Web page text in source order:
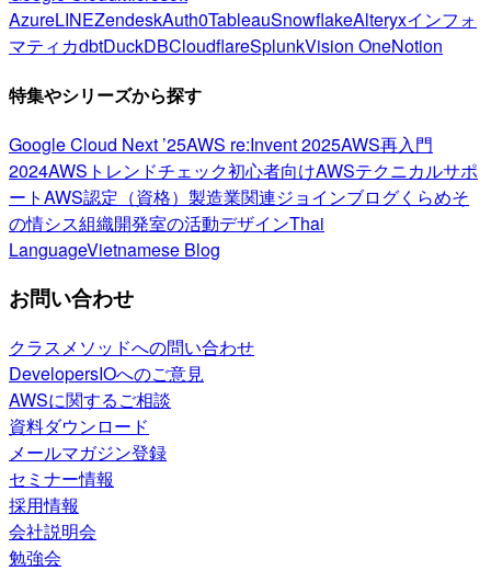
AzureLINEZendeskAuth0TableauSnowflakeAlteryxインフォ
マティカdbtDuckDBCloudflareSplunkVision OneNotion
特集やシリーズから探す
Google Cloud Next ’25AWS re:Invent 2025AWS再入門
2024AWSトレンドチェック初心者向けAWSテクニカルサポ
ートAWS認定（資格） 製造業関連ジョインブログくらめそ
の情シス組織開発室の活動デザインThai
LanguageVietnamese Blog
お問い合わせ
クラスメソッドへの問い合わせ
DevelopersIOへのご意見
AWSに関するご相談
資料ダウンロード
メールマガジン登録
セミナー情報
採用情報
会社説明会
勉強会